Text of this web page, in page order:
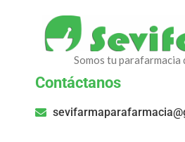
Somos tu parafarmacia
Contáctanos